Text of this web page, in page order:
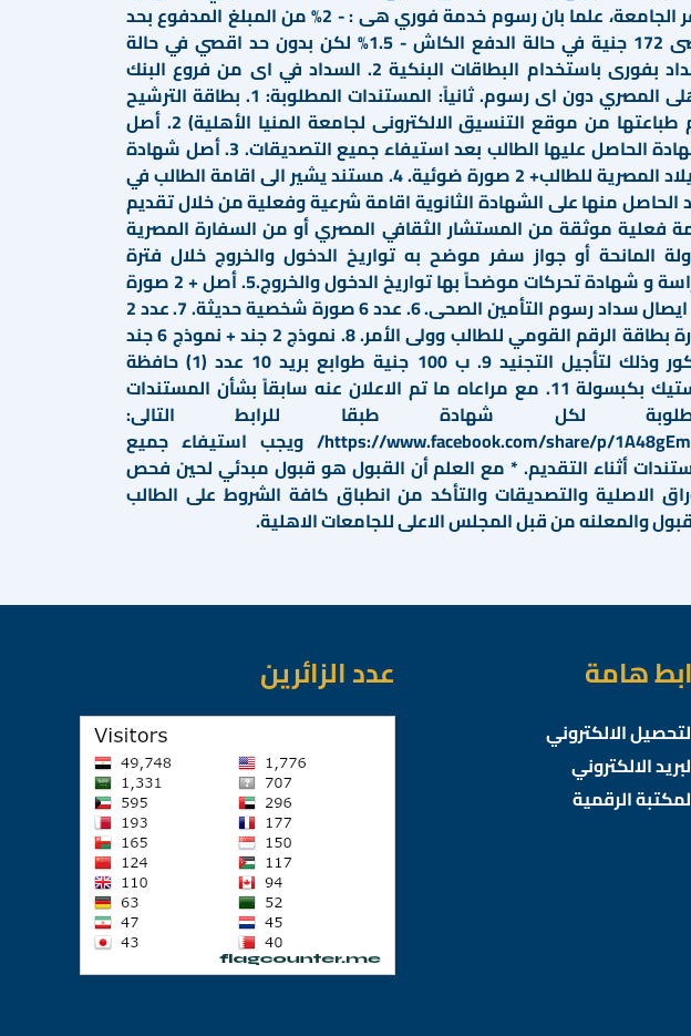
بمقر الجامعة، علما بان رسوم خدمة فوري هى : - 2% من المبلغ المدفوع بحد
اقصى 172 جنية في حالة الدفع الكاش - 1.5% لكن بدون حد اقصي في حالة
السداد بفورى باستخدام البطاقات البنكية 2. السداد في اى من فروع البنك
الاهلى المصري دون اى رسوم. ثانياً: المستندات المطلوبة: 1. بطاقة الترشيح
(يتم طباعتها من موقع التنسيق الالكترونى لجامعة المنيا الأهلية) 2. أصل
الشهادة الحاصل عليها الطالب بعد استيفاء جميع التصديقات. 3. أصل شهادة
الميلاد المصرية للطالب+ 2 صورة ضوئية. 4. مستند يشير الى اقامة الطالب في
الحاصل منها على الشهادة الثانوية اقامة شرعية وفعلية من خلال تقديم
فعلية موثقة من المستشار الثقافي المصري أو من السفارة المصرية
المانحة أو جواز سفر موضح به تواريخ الدخول والخروج خلال فترة
الدراسة و شهادة تحركات موضحاً بها تواريخ الدخول والخروج.5. أصل + 2 صورة
من ايصال سداد رسوم التأمين الصحى. 6. عدد 6 صورة شخصية حديثة. 7. عدد 2
صورة بطاقة الرقم القومي للطالب وولى الأمر. 8. نموذج 2 جند + نموذج 6 جند
للذكور وذلك لتأجيل التجنيد 9. ب 100 جنية طوابع بريد 10 عدد (1) حافظة
بلاستيك بكبسولة 11. مع مراعاه ما تم الاعلان عنه سابقاً بشأن المستندات
لكل شهادة طبقا للرابط التالى:
https://www.facebook.com/share/p/1A48gEmr79/ ويجب استيفاء جميع
أثناء التقديم. * مع العلم أن القبول هو قبول مبدئي لحين فحص
الاصلية والتصديقات والتأكد من انطباق كافة الشروط على الطالب
والمعلنه من قبل المجلس الاعلى للجامعات الاهلية.
هامة
الالكتروني
الالكتروني
الرقمية
عدد الزائرين